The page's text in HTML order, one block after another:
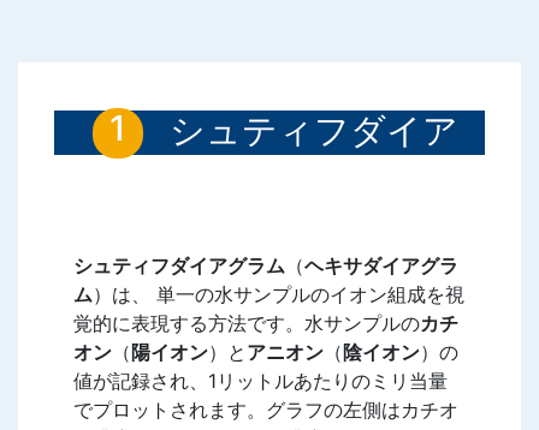
シュティフダイア
シュティフダイアグラム （ヘキサダイアグラ
ム）は、 単一の水サンプルのイオン組成を視
覚的に表現する方法です。水サンプルのカチ
オン （陽イオン）と アニオン （陰イオン）の
値が記録され、1リットルあたりのミリ当量
でプロットされます。グラフの左側はカチオ